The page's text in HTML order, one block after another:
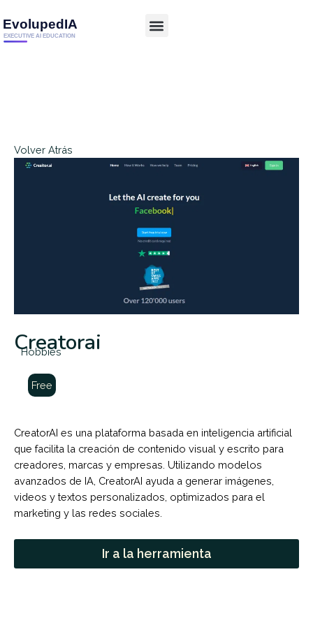
Volver Atrás
Creatorai
Hobbies
Free
CreatorAI es una plataforma basada en inteligencia artificial
que facilita la creación de contenido visual y escrito para
creadores, marcas y empresas. Utilizando modelos
avanzados de IA, CreatorAI ayuda a generar imágenes,
videos y textos personalizados, optimizados para el
marketing y las redes sociales.
Ir a la herramienta